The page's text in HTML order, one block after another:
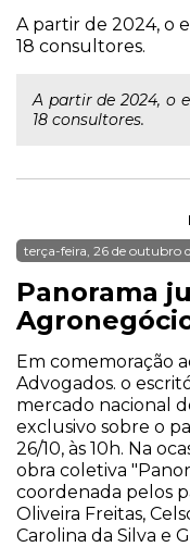
A partir de 2024, o
18 consultores.
A partir de 2024, o
18 consultores.
terça-feira, 26 de outubro
Panorama
Em comemoração
Advogados. o
mercado nacional
exclusivo sobre o
26/10, às 10h. Na
obra coletiva
coordenada pelos
Oliveira Freitas,
Carolina da Silva e